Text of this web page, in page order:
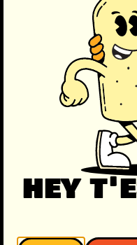
naissance de la
hey